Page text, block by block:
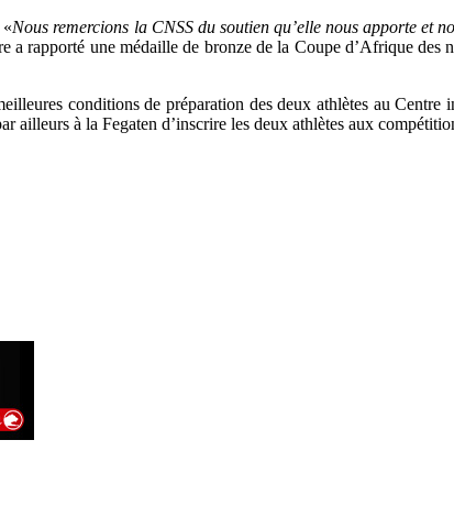
Nous remercions la CNSS du soutien qu’elle nous apporte et
a rapporté une médaille de bronze de la Coupe d’Afrique des
conditions de préparation des deux athlètes au Centre
à la Fegaten d’inscrire les deux athlètes aux